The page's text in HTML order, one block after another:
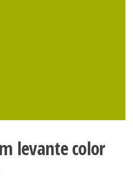
levante color